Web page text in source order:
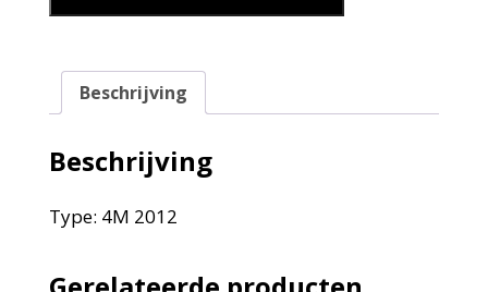
Beschrijving
Beschrijving
Type: 4M 2012